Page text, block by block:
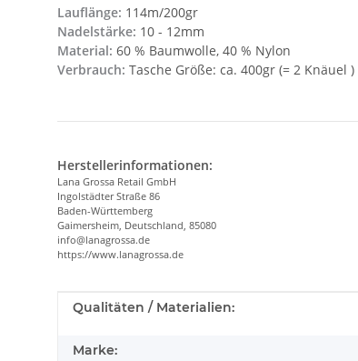
Lauflänge: 114m/200gr
Nadelstärke: 10 - 12mm
Material: 60 % Baumwolle, 40 % Nylon
Verbrauch: Tasche Größe: ca. 400gr (= 2 Knäuel )
Herstellerinformationen:
Lana Grossa Retail GmbH
Ingolstädter Straße 86
Baden-Württemberg
Gaimersheim, Deutschland, 85080
info@lanagrossa.de
https://www.lanagrossa.de
Produkteigenschaft
Wert
Qualitäten / Materialien:
Marke: